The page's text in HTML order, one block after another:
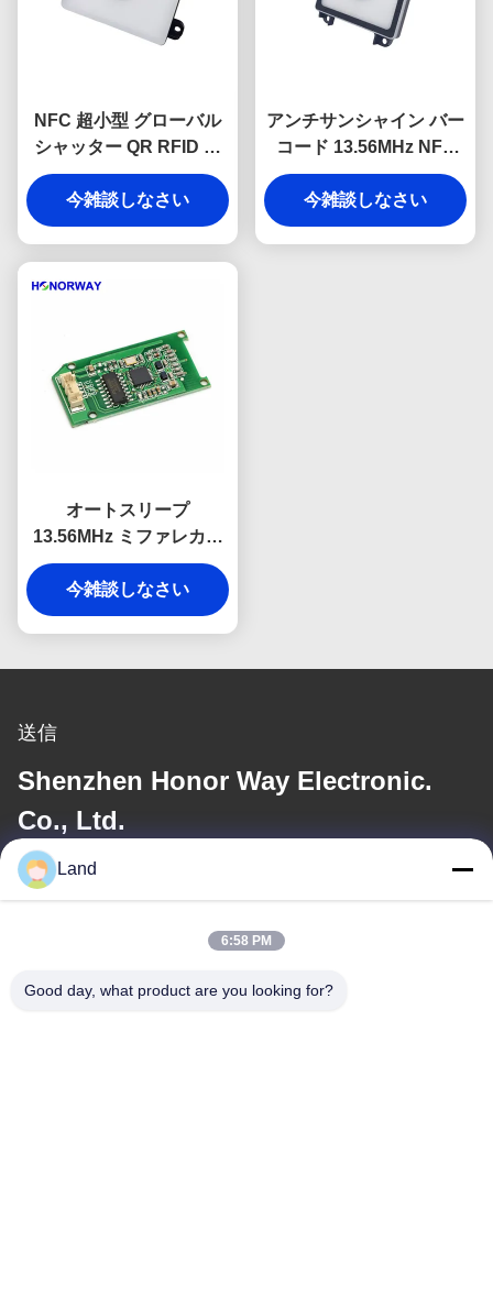
NFC 超小型 グローバル
シャッター QR RFID リ
ーダーモジュール ドアロ
ック・決済用
今雑談しなさい
アンチサンシャイン バー
コード 13.56MHz NFC
QR RFIDリーダー シリア
ルポート付き ターンタイ
ル用
今雑談しなさい
オートスリープ
13.56MHz ミファレカー
ド NFC RFID 読解器 書き
込み モジュール アクセス
制御システム
今雑談しなさい
送信
Shenzhen Honor Way Electronic.
Co., Ltd.
電子メール
Land
6:58 PM
Good day, what product are you looking for?